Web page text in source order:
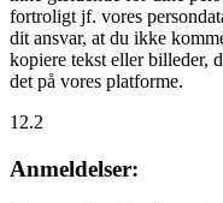
fortroligt jf. vores
dit ansvar, at du ikke
kopiere tekst eller billeder,
det på vores platforme.
12.2
Anmeldelser: